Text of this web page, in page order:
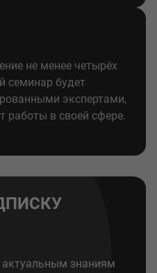
не менее четырёх
семинар будет
экспертами,
в своей сфере.
знаниям